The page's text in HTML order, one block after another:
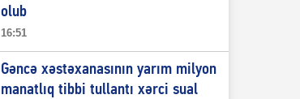
olub
16:51
Gəncə xəstəxanasının yarım milyon
manatlıq tibbi tullantı xərci sual